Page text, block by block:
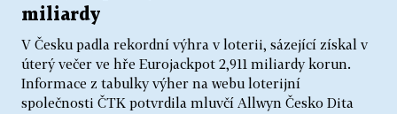
miliardy
V Česku padla rekordní výhra v loterii, sázející získal v
úterý večer ve hře Eurojackpot 2,911 miliardy korun.
Informace z tabulky výher na webu loterijní
společnosti ČTK potvrdila mluvčí Allwyn Česko Dita